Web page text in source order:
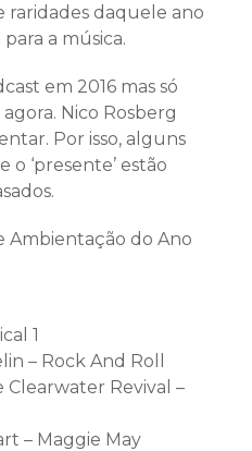
raridades daquele ano
a música.
em 2016 mas só
Nico Rosberg
Por isso, alguns
o ‘presente’ estão
Ambientação do Ano
1
– Rock And Roll
Clearwater Revival –
– Maggie May